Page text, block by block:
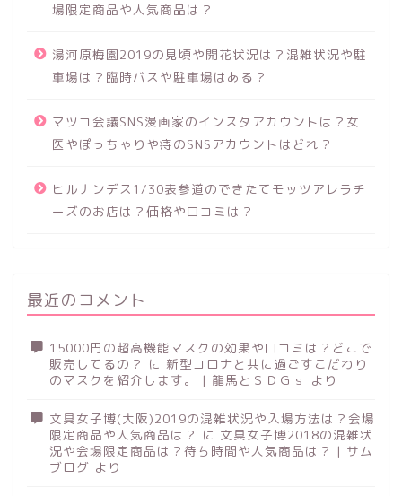
場限定商品や人気商品は？
湯河原梅園2019の見頃や開花状況は？混雑状況や駐
車場は？臨時バスや駐車場はある？
マツコ会議SNS漫画家のインスタアカウントは？女
医やぽっちゃりや痔のSNSアカウントはどれ？
ヒルナンデス1/30表参道のできたてモッツアレラチ
ーズのお店は？価格や口コミは？
最近のコメント
15000円の超高機能マスクの効果や口コミは？どこで
販売してるの？ に 新型コロナと共に過ごすこだわり
のマスクを紹介します。 | 龍馬とＳＤＧｓ
より
文具女子博(大阪)2019の混雑状況や入場方法は？会場
限定商品や人気商品は？ に 文具女子博2018の混雑状
況や会場限定商品は？待ち時間や人気商品は？ | サム
ブログ より